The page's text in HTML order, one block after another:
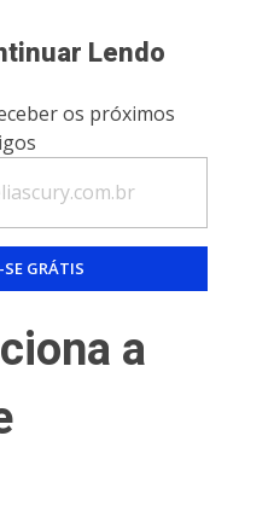
Lendo
os próximos
a